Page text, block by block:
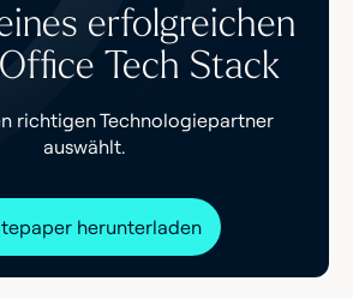
erfolgreichen
Tech Stack
richtigen Technologiepartner
auswählt.
herunterladen